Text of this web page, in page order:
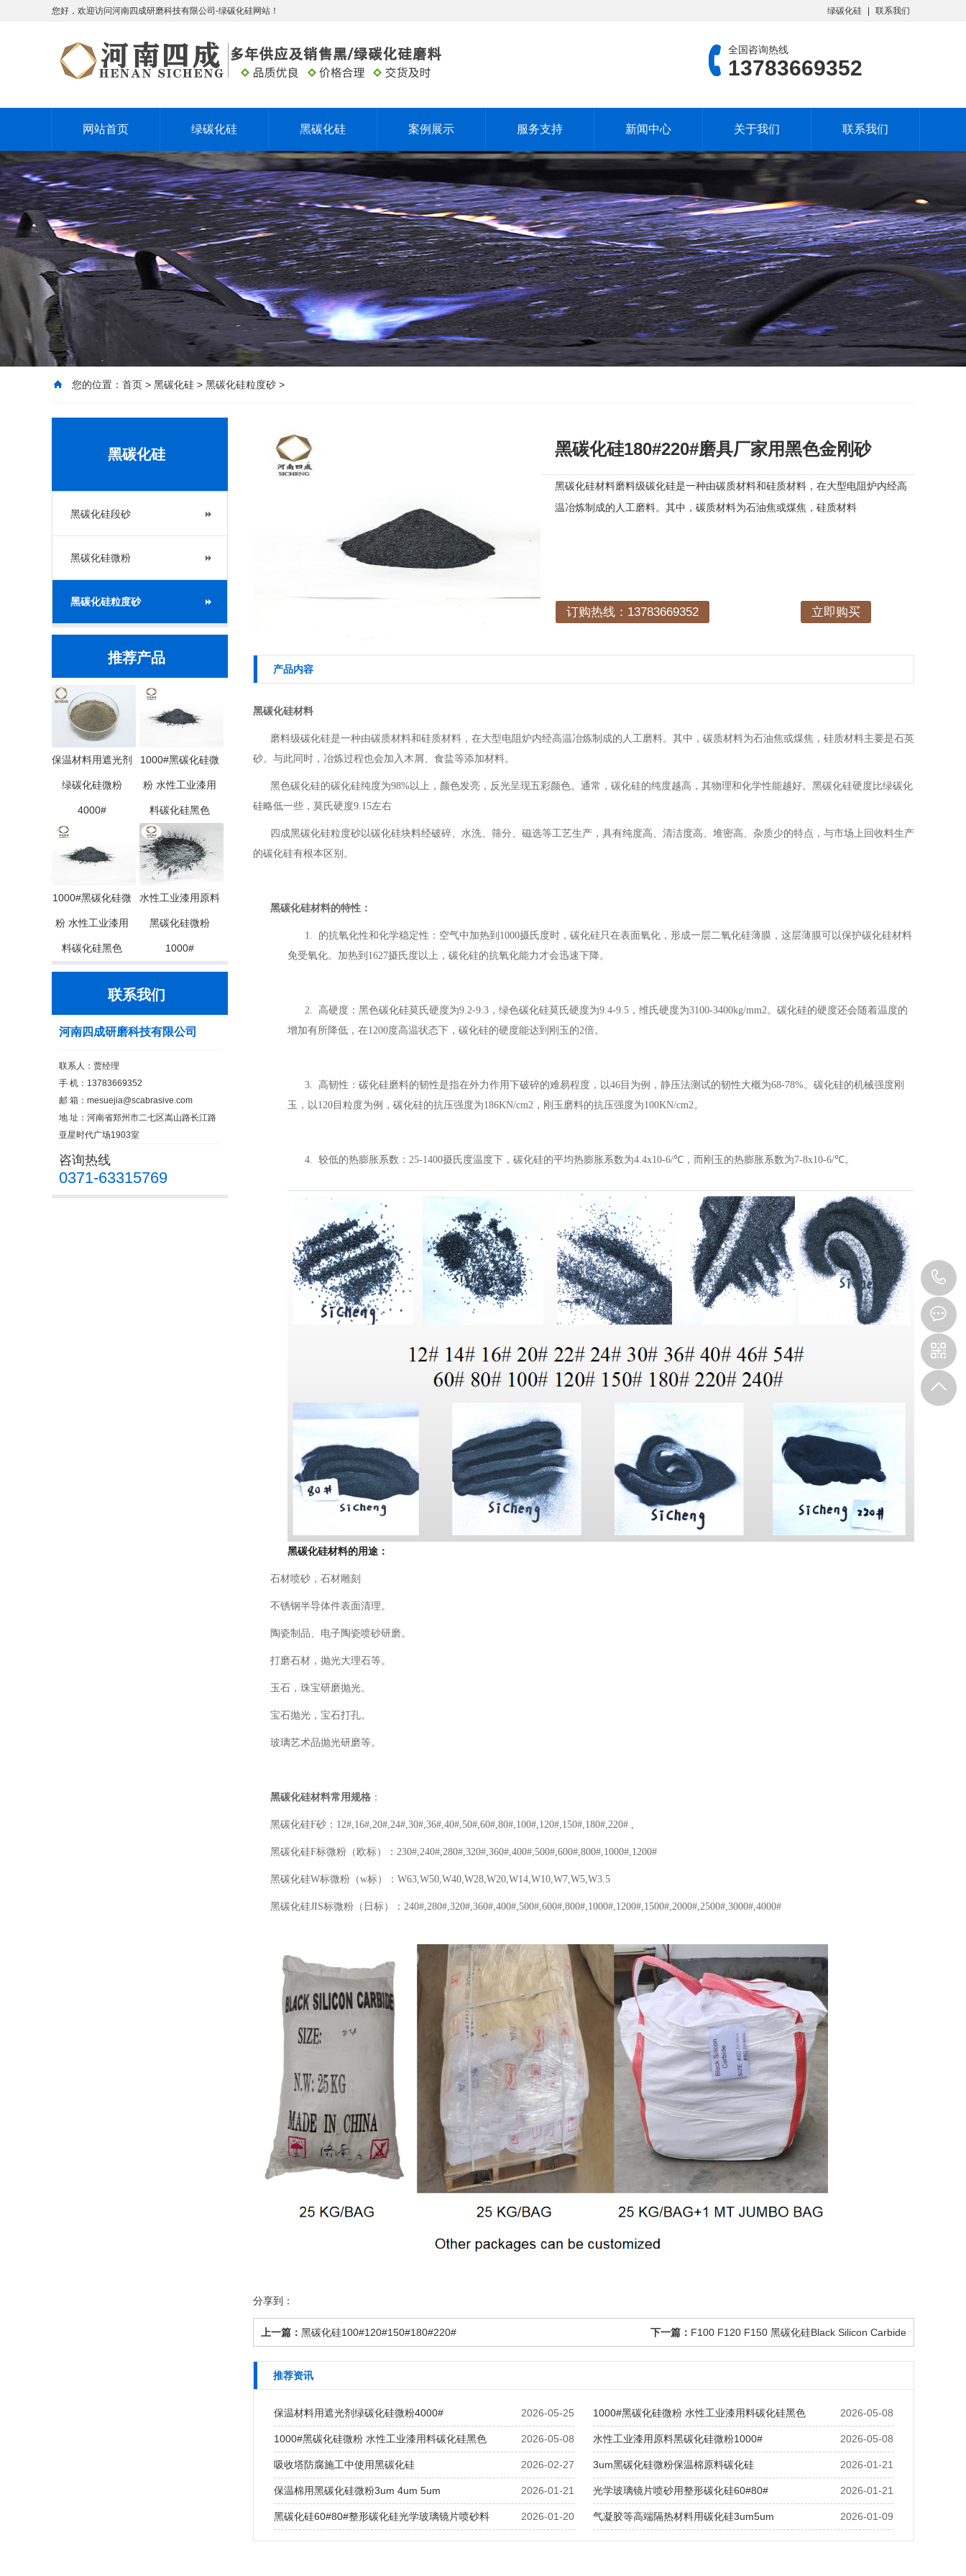
您好，欢迎访问河南四成研磨科技有限公司-绿碳化硅网站！ 绿碳化硅 联系我们
全国咨询热线
13783669352
网站首页 绿碳化硅 黑碳化硅 案例展示 服务支持 新闻中心 关于我们 联系我们
您的位置： 首页 > 黑碳化硅 > 黑碳化硅粒度砂 >
黑碳化硅
黑碳化硅段砂
黑碳化硅微粉
黑碳化硅粒度砂
推荐产品
保温材料用遮光剂
绿碳化硅微粉
4000#
1000#黑碳化硅微
粉 水性工业漆用
料碳化硅黑色
1000#黑碳化硅微
粉 水性工业漆用
料碳化硅黑色
水性工业漆用原料
黑碳化硅微粉
1000#
联系我们
河南四成研磨科技有限公司
联系人：贾经理
手 机：13783669352
邮 箱： mesuejia@scabrasive.com
地 址：河南省郑州市二七区嵩山路长江路
亚星时代广场1903室
咨询热线
0371-63315769
黑碳化硅180#220#磨具厂家用黑色金刚砂
黑碳化硅材料磨料级碳化硅是一种由碳质材料和硅质材料，在大型电阻炉内经高
温冶炼制成的人工磨料。其中，碳质材料为石油焦或煤焦，硅质材料
订购热线：13783669352 立即购买
产品内容
黑碳化硅材料
磨料级碳化硅是一种由碳质材料和硅质材料，在大型电阻炉内经高温冶炼制成的人工磨料。其中，碳质材料为石油焦或煤焦，硅质材料主要是石英
砂。与此同时，冶炼过程也会加入木屑、食盐等添加材料。
黑色碳化硅的碳化硅纯度为98%以上，颜色发亮，反光呈现五彩颜色。通常，碳化硅的纯度越高，其物理和化学性能越好。黑碳化硅硬度比绿碳化
硅略低一些，莫氏硬度9.15左右
四成黑碳化硅粒度砂以碳化硅块料经破碎、水洗、筛分、磁选等工艺生产，具有纯度高、清洁度高、堆密高、杂质少的特点，与市场上回收料生产
的碳化硅有根本区别。
黑碳化硅材料的特性：
1.
的抗氧化性和化学稳定性：空气中加热到1000摄氏度时，碳化硅只在表面氧化，形成一层二氧化硅薄膜，这层薄膜可以保护碳化硅材料
免受氧化。加热到1627摄氏度以上，碳化硅的抗氧化能力才会迅速下降。
2.
高硬度：黑色碳化硅莫氏硬度为9.2-9.3，绿色碳化硅莫氏硬度为9.4-9.5，维氏硬度为3100-3400kg/mm2。碳化硅的硬度还会随着温度的
增加有所降低，在1200度高温状态下，碳化硅的硬度能达到刚玉的2倍。
3.
高韧性：碳化硅磨料的韧性是指在外力作用下破碎的难易程度，以46目为例，静压法测试的韧性大概为68-78%。碳化硅的机械强度刚
玉，以120目粒度为例，碳化硅的抗压强度为186KN/cm2，刚玉磨料的抗压强度为100KN/cm2。
4. 较低的热膨胀系数：25-1400摄氏度温度下，碳化硅的平均热膨胀系数为4.4x10-6/℃，而刚玉的热膨胀系数为7-8x10-6/℃。
黑碳化硅材料的用途：
石材喷砂，石材雕刻
不锈钢半导体件表面清理。
陶瓷制品、电子陶瓷喷砂研磨。
打磨石材，抛光大理石等。
玉石，珠宝研磨抛光。
宝石抛光，宝石打孔。
玻璃艺术品抛光研磨等。
黑碳化硅材料常用规格 ：
黑碳化硅F砂：12#,16#,20#,24#,30#,36#,40#,50#,60#,80#,100#,120#,150#,180#,220# ,
黑碳化硅F标微粉（欧标）：230#,240#,280#,320#,360#,400#,500#,600#,800#,1000#,1200#
黑碳化硅W标微粉（w标）：W63,W50,W40,W28,W20,W14,W10,W7,W5,W3.5
黑碳化硅JIS标微粉（日标）：240#,280#,320#,360#,400#,500#,600#,800#,1000#,1200#,1500#,2000#,2500#,3000#,4000#
分享到：
上一篇： 黑碳化硅100#120#150#180#220# 下一篇： F100 F120 F150 黑碳化硅Black Silicon Carbide
推荐资讯
2026-05-25
保温材料用遮光剂绿碳化硅微粉4000# 2026-05-08
1000#黑碳化硅微粉 水性工业漆用料碳化硅黑色
2026-05-08
1000#黑碳化硅微粉 水性工业漆用料碳化硅黑色 2026-05-08
水性工业漆用原料黑碳化硅微粉1000#
2026-02-27
吸收塔防腐施工中使用黑碳化硅 2026-01-21
3um黑碳化硅微粉保温棉原料碳化硅
2026-01-21
保温棉用黑碳化硅微粉3um 4um 5um 2026-01-21
光学玻璃镜片喷砂用整形碳化硅60#80#
2026-01-20
黑碳化硅60#80#整形碳化硅光学玻璃镜片喷砂料 2026-01-09
气凝胶等高端隔热材料用碳化硅3um5um